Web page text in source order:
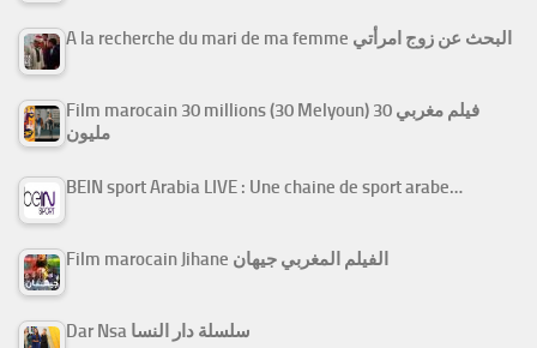
A la recherche du mari de ma femme البحث عن زوج امرأتي
Film marocain 30 millions (30 Melyoun) فيلم مغربي 30
مليون
BEIN sport Arabia LIVE : Une chaine de sport arabe…
Film marocain Jihane الفيلم المغربي جيهان
Dar Nsa سلسلة دار النسا